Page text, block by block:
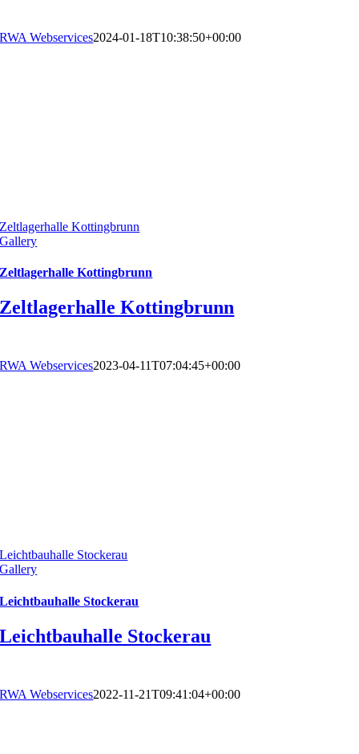
RWA Webservices2024-01-18T10:38:50+00:00
Zeltlagerhalle Kottingbrunn
Gallery
Zeltlagerhalle Kottingbrunn
Zeltlagerhalle Kottingbrunn
RWA Webservices2023-04-11T07:04:45+00:00
Leichtbauhalle Stockerau
Gallery
Leichtbauhalle Stockerau
Leichtbauhalle Stockerau
RWA Webservices2022-11-21T09:41:04+00:00